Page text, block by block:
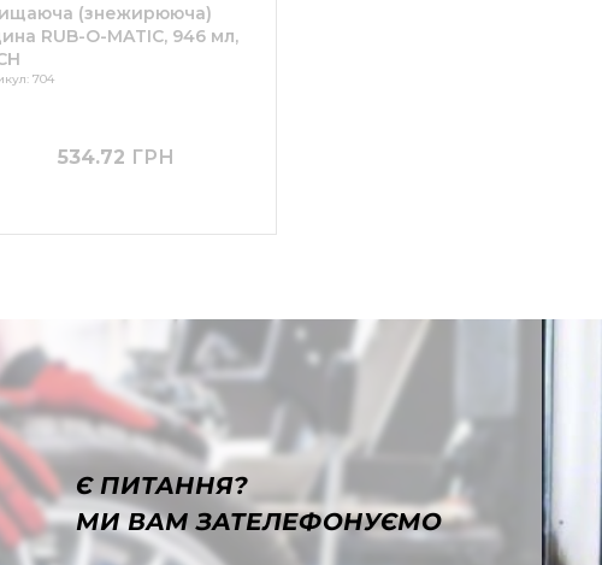
(знежирююча)
RUB-O-MATIC, 946 мл,
704
534.72 ГРН
Є ПИТАННЯ?
МИ ВАМ ЗАТЕЛЕФОНУЄМО